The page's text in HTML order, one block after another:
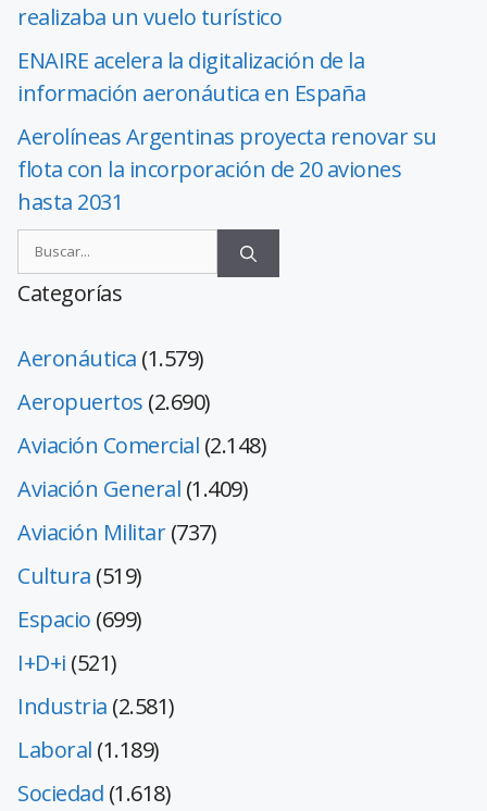
realizaba un vuelo turístico
ENAIRE acelera la digitalización de la
información aeronáutica en España
Aerolíneas Argentinas proyecta renovar su
flota con la incorporación de 20 aviones
hasta 2031
Categorías
Aeronáutica (1.579)
Aeropuertos (2.690)
Aviación Comercial (2.148)
Aviación General (1.409)
Aviación Militar(737)
Cultura (519)
Espacio (699)
I+D+i (521)
Industria (2.581)
Laboral (1.189)
Sociedad (1.618)